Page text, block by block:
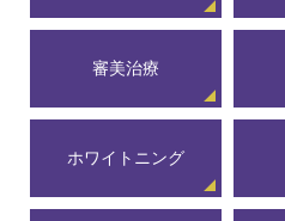
審美治療
ホワイトニング